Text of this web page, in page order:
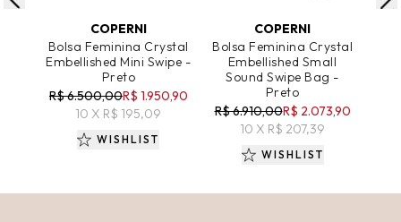
COPERNI
Bolsa Feminina Crystal
Embellished Mini Swipe -
Preto
R$ 6.500,00R$ 1.950,90
10 X R$ 195,09
WISHLIST
COPERNI
Bolsa Feminina Crystal
Embellished Small
Sound Swipe Bag -
Preto
R$ 6.910,00R$ 2.073,90
10 X R$ 207,39
WISHLIST